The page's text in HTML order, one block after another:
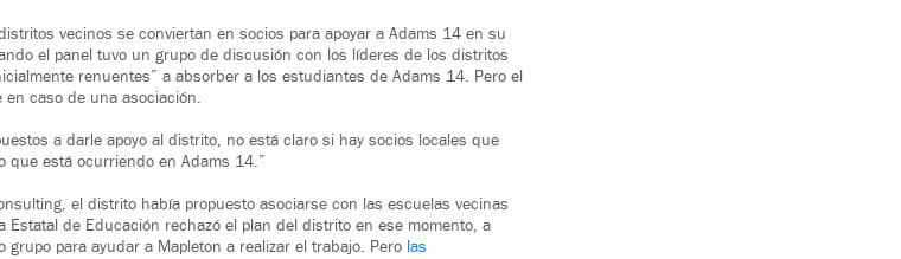
vecinos se conviertan en socios para apoyar a Adams 14 en su
el panel tuvo un grupo de discusión con los líderes de los distritos
renuentes” a absorber a los estudiantes de Adams 14. Pero el
caso de una asociación.
a darle apoyo al distrito, no está claro si hay socios locales que
está ocurriendo en Adams 14.”
el distrito había propuesto asociarse con las escuelas vecinas
Estatal de Educación rechazó el plan del distrito en ese momento, a
para ayudar a Mapleton a realizar el trabajo. Pero las